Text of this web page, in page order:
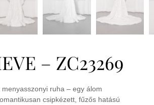
– ZC23269
ruha – egy álom
csipkézett, fűzős hatású